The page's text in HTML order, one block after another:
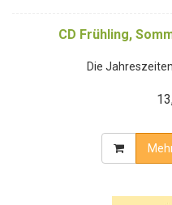
CD Frühling,
Die